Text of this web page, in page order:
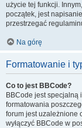
użycie tej funkcji.
początek, jest
przestrzegać
Na górę
Formatowanie i
Co to jest BBCode?
BBCode jest specjalną
formatowania
forum jest uzależnione
wyłączyć BBCode w